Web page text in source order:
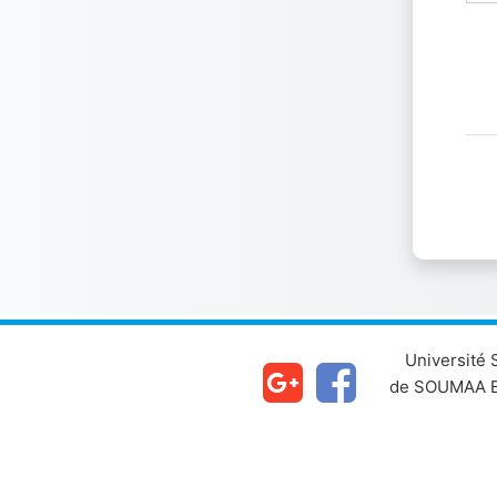
Université
de SOUMAA